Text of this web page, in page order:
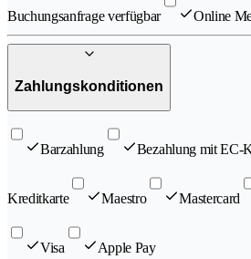
Buchungsanfrage verfügbar Online
Zahlungskonditionen
Barzahlung Bezahlung mit EC-
Kreditkarte Maestro Mastercard
Visa Apple Pay